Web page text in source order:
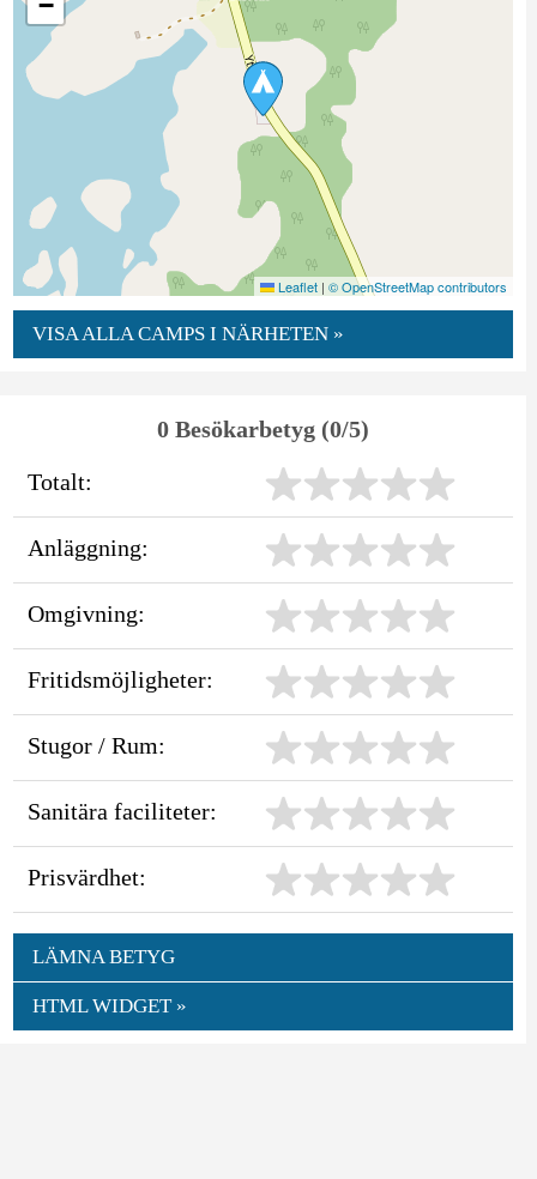
Leaflet | © OpenStreetMap contributors
VISA ALLA CAMPS I NÄRHETEN »
0 Besökarbetyg (0/5)
Totalt:
Anläggning:
Omgivning:
Fritidsmöjligheter:
Stugor / Rum:
Sanitära faciliteter:
Prisvärdhet:
LÄMNA BETYG
HTML WIDGET »